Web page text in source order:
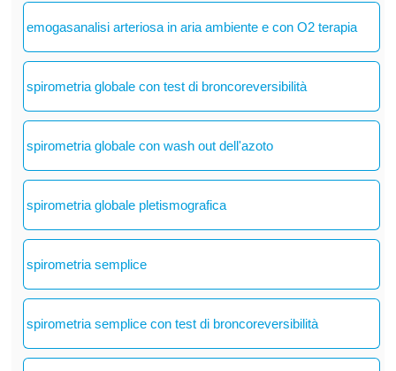
emogasanalisi arteriosa in aria ambiente e con O2 terapia
spirometria globale con test di broncoreversibilità
spirometria globale con wash out dell'azoto
spirometria globale pletismografica
spirometria semplice
spirometria semplice con test di broncoreversibilità